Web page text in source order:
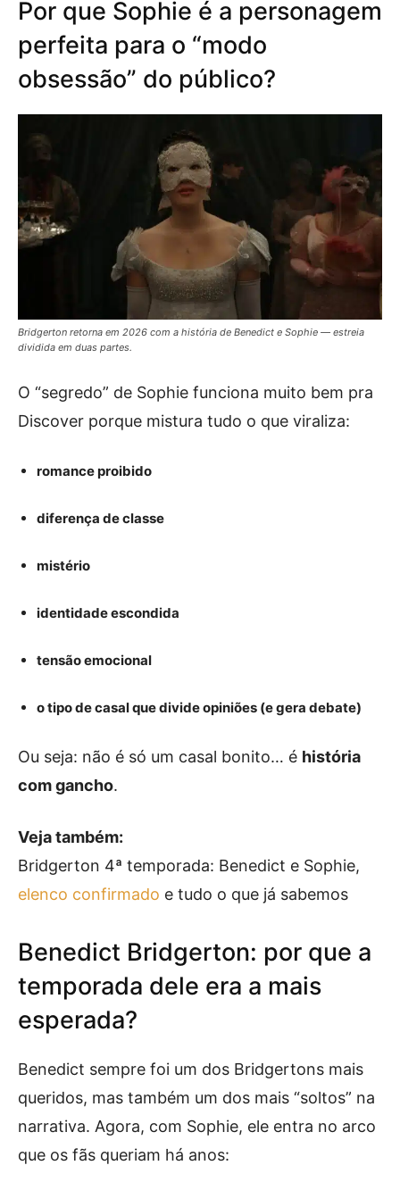
Por que Sophie é a personagem
perfeita para o “modo
obsessão” do público?
Bridgerton retorna em 2026 com a história de Benedict e Sophie — estreia
dividida em duas partes.
O “segredo” de Sophie funciona muito bem pra
Discover porque mistura tudo o que viraliza:
romance proibido
diferença de classe
mistério
identidade escondida
tensão emocional
o tipo de casal que divide opiniões (e gera debate)
Ou seja: não é só um casal bonito… é história
com gancho.
Veja também:
Bridgerton 4ª temporada: Benedict e Sophie,
elenco confirmado e tudo o que já sabemos
Benedict Bridgerton: por que a
temporada dele era a mais
esperada?
Benedict sempre foi um dos Bridgertons mais
queridos, mas também um dos mais “soltos” na
narrativa. Agora, com Sophie, ele entra no arco
que os fãs queriam há anos: